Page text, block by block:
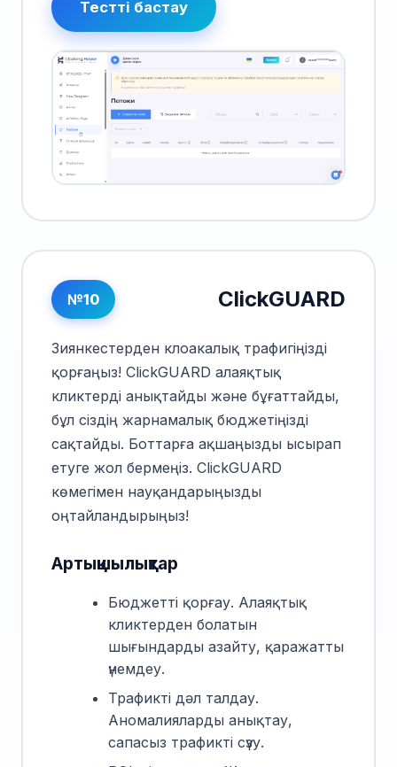
Тестті бастау
№10 ClickGUARD
Зиянкестерден клоакалық трафигіңізді
қорғаңыз! ClickGUARD алаяқтық
кликтерді анықтайды және бұғаттайды,
бұл сіздің жарнамалық бюджетіңізді
сақтайды. Боттарға ақшаңызды ысырап
етуге жол бермеңіз. ClickGUARD
көмегімен науқандарыңызды
оңтайландырыңыз!
Артықшылықтар
Бюджетті қорғау. Алаяқтық
кликтерден болатын
шығындарды азайту, қаражатты
үнемдеу.
Трафикті дәл талдау.
Аномалияларды анықтау,
сапасыз трафикті сүзу.